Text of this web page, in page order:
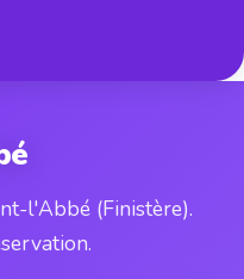
l'Abbé (Finistère).